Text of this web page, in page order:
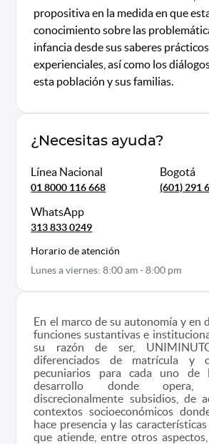
propositiva en la medida en que
conocimiento sobre las
infancia desde sus saberes
experienciales, así como los
esta población y sus familias.
¿Necesitas ayuda?
Línea Nacional
01 8000 116 668
Bogotá
(601) 291
WhatsApp
313 833 0249
Horario de atención
Lunes a viernes: 8:00 am - 8:00 pm
En el marco de su autonomía y en
funciones sustantivas e
su razón de ser,
diferenciados de matrícula y
pecuniarios para cada uno de
desarrollo donde opera,
discrecionalmente subsidios, de
contextos socioeconómicos
hace presencia y las
que atiende, entre otros